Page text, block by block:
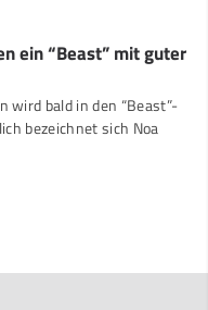
ein “Beast” mit guter
wird bald in den “Beast”-
bezeichnet sich Noa